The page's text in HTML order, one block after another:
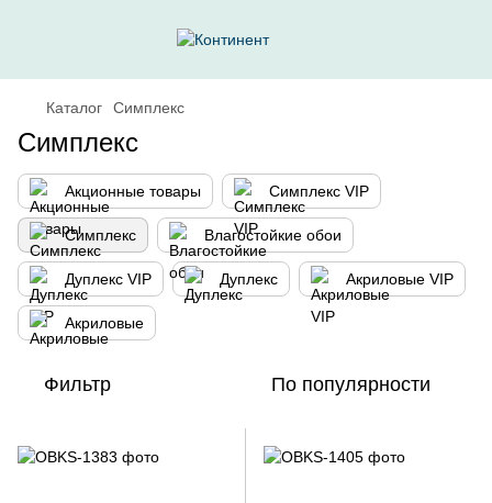
Каталог Симплекс
Симплекс
Акционные товары Симплекс VIP
Симплекс Влагостойкие обои
Дуплекс VIP Дуплекс Акриловые VIP
Акриловые
Фильтр По популярности